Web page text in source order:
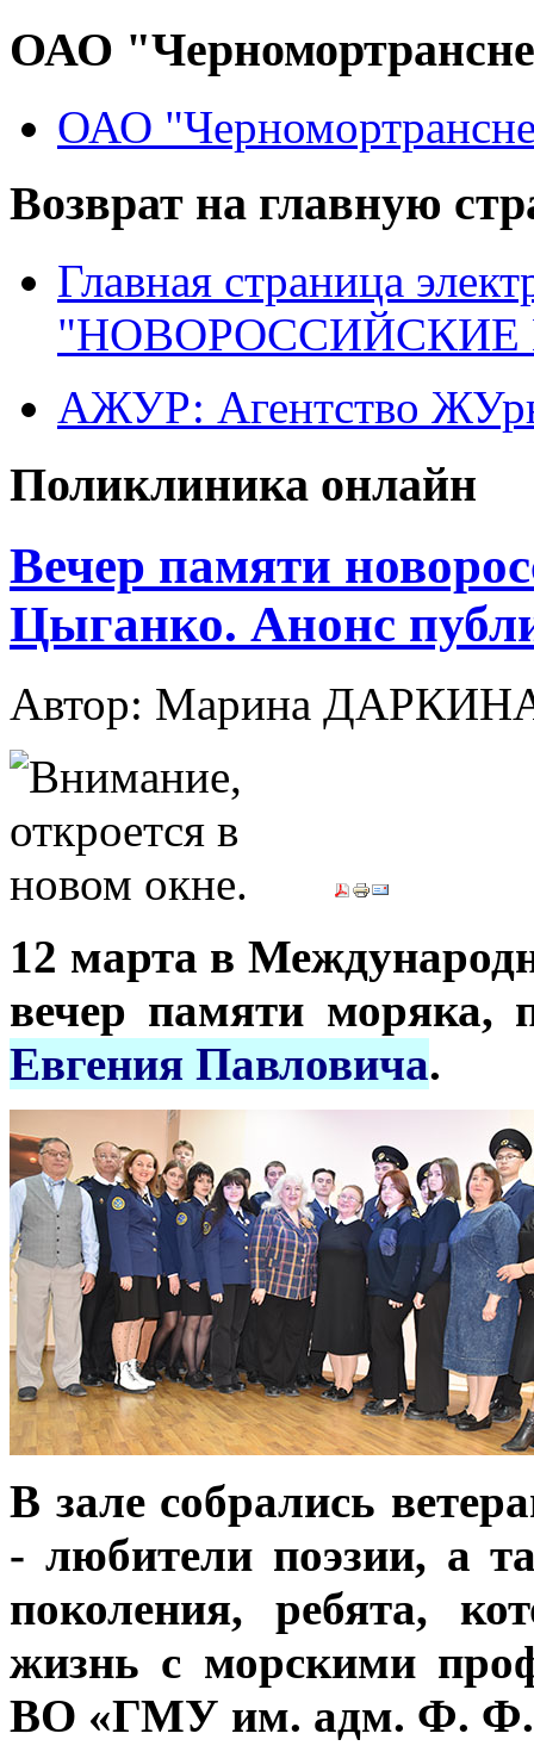
ОАО
ОАО
Возврат на главную
Главная страница
"НОВОРОССИЙСКИЕ
АЖУР: Агентство
Поликлиника онлайн
Вечер памяти
Цыганко. Анонс
Автор: Марина
12 марта в
вечер памяти моряка,
Евгения Павловича.
В зале собрались
- любители поэзии, а
поколения, ребята,
жизнь с морскими
ВО «ГМУ им. адм. Ф. Ф.